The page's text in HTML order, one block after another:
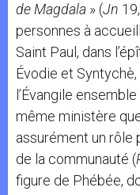
de Magdala » (Jn
personnes à
Saint Paul, dans
Évodie et
l’Évangile
même ministère
assurément un rôle
de la communauté (
figure de Phébée,